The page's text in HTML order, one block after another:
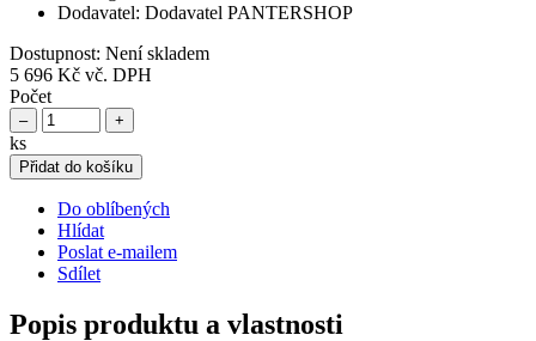
Dodavatel: Dodavatel PANTERSHOP
Dostupnost: Není skladem
5 696 Kč vč. DPH
Počet
– +
ks
Přidat do košíku
Do oblíbených
Hlídat
Poslat e-mailem
Sdílet
Popis produktu a vlastnosti